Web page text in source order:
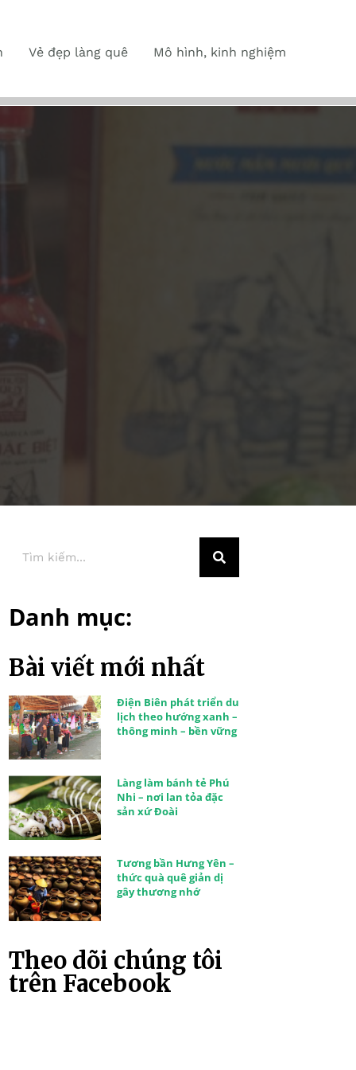
Vẻ đẹp làng quê Mô hình, kinh nghiệm
Danh mục:
Bài viết mới nhất
Điện Biên phát triển du
lịch theo hướng xanh –
thông minh – bền vững
Làng làm bánh tẻ Phú
Nhi – nơi lan tỏa đặc
sản xứ Đoài
Tương bần Hưng Yên –
thức quà quê giản dị
gây thương nhớ
Theo dõi chúng tôi
trên Facebook